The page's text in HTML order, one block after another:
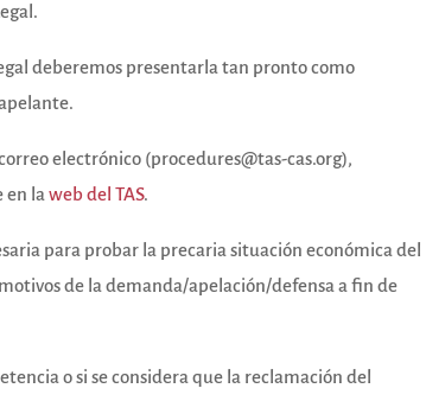
deberemos presentarla tan pronto como
electrónico (procedures@tas-cas.org),
en laweb del TAS.
para probar la precaria situación económica del
de la demanda/apelación/defensa a fin de
o si se considera que la reclamación del